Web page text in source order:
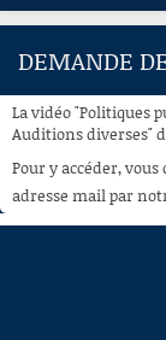
ACCUEIL
À LA
RECHERCHE
AIDE À LA
DEMANDE
La vidéo "Politiques
Auditions diverses"
Pour y accéder,
adresse mail par